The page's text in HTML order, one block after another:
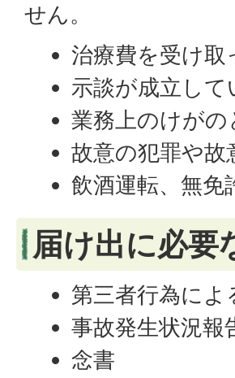
せん。
治療費を受け取
示談が成立して
業務上のけがの
故意の犯罪や
飲酒運転、無
届け出に必要
第三者行為によ
事故発生状況報
念書